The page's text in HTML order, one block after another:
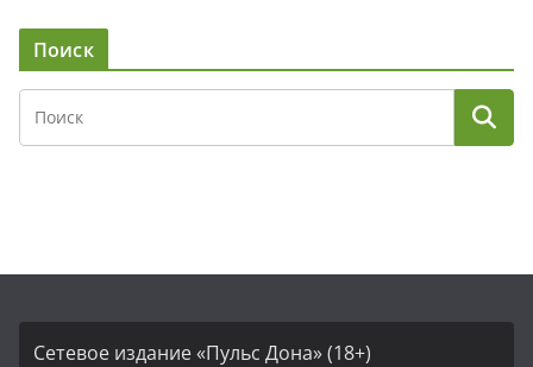
Поиск
Сетевое издание «Пульс Дона» (18+)